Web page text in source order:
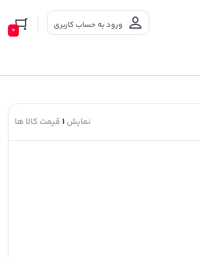
ورود به حساب کاربری 0
نمایش1 قیمت کالا ها